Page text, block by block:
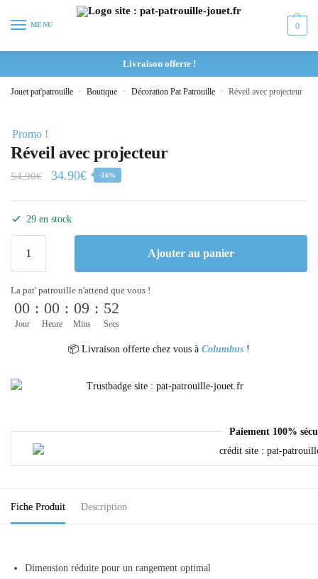
MENU 0
Livraison offerte !
Jouet pat'patrouille » Boutique » Décoration Pat Patrouille » Réveil avec projecteur
Promo !
Réveil avec projecteur
54.90€ 34.90€ -36%
29 en stock
Ajouter au panier
La pat' patrouille n'attend que vous !
00
Jour
: 00
Heure
: 09
Mins
: 52
Secs
📦 Livraison offerte chez vous à Columbus !
Paiement 100%
Fiche Produit Description
Dimension réduite pour un rangement optimal